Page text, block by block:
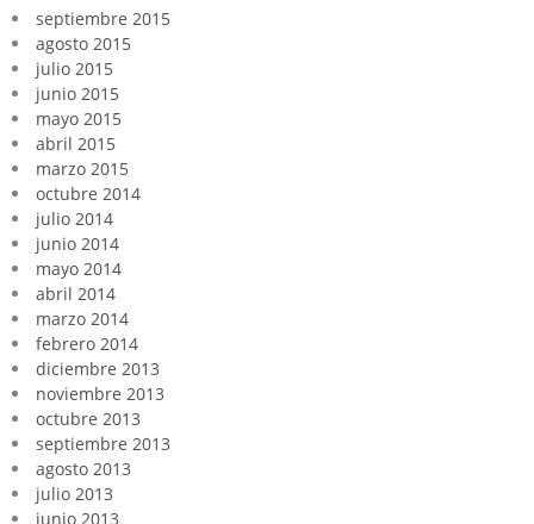
septiembre 2015
agosto 2015
julio 2015
junio 2015
mayo 2015
abril 2015
marzo 2015
octubre 2014
julio 2014
junio 2014
mayo 2014
abril 2014
marzo 2014
febrero 2014
diciembre 2013
noviembre 2013
octubre 2013
septiembre 2013
agosto 2013
julio 2013
junio 2013